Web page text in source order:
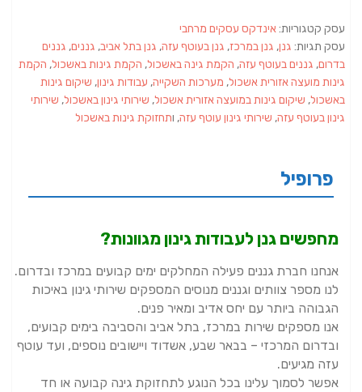
עסק קטגוריות:אינדקס עסקים מרחבי
עסק תגיות: גנן, גנן במרכז, גנן בעוטף עזה, גנן בתל אביב, גננים, גננים
בדרום, גננים בעוטף עזה, הקמת גינה באשכול, הקמת גינות באשכול, הקמת
גינות מועצה אזורית אשכול, מערכות השקייה, עבודות גינון, שיקום גינות
באשכול, שיקום גינות במועצה אזורית אשכול, שירותי גינון באשכול, שירותי
גינון בעוטף עזה, שירותי גינון עוטף עזה, ותחזוקת גינות באשכול
פרופיל
מחפשים גנן לעבודות גינון מגוונות?
אנחנו חברת גננים פעילה המחלקים ימים קבועים במרכז ובדרום.
לנו מספר צוותים וגננים מנוסים המספקים שירותי גינון באיכות
הגבוהה ביותר עם יחס אדיב ומאיר פנים.
אנו מספקים שירות במרכז, בתל אביב והסביבה בימים קבועים,
ובדרום המרכזי – בבאר שבע, אשדוד ויישובים נוספים, ועד עוטף
עזה מגיעים.
אפשר לסמוך עלינו בכל הנוגע לתחזוקת גינה קבועה או חד